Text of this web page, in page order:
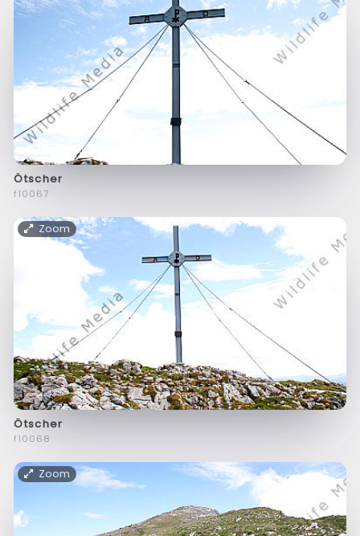
Ötscher
f10067
Zoom
Ötscher
f10068
Zoom